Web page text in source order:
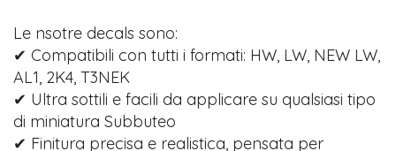
Le nsotre decals sono:
✔ Compatibili con tutti i formati: HW, LW, NEW LW,
AL1, 2K4, T3NEK
✔ Ultra sottili e facili da applicare su qualsiasi tipo
di miniatura Subbuteo
✔ Finitura precisa e realistica, pensata per